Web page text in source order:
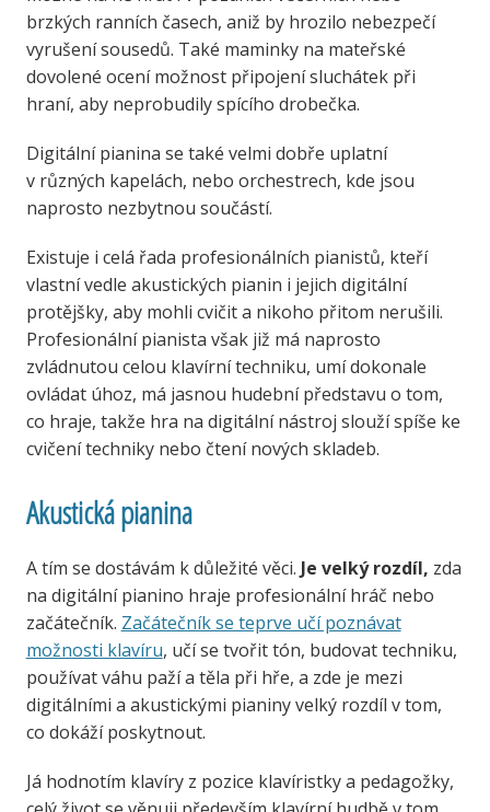
brzkých ranních časech, aniž by hrozilo nebezpečí
vyrušení sousedů. Také maminky na mateřské
dovolené ocení možnost připojení sluchátek při
hraní, aby neprobudily spícího drobečka.
Digitální pianina se také velmi dobře uplatní
v různých kapelách, nebo orchestrech, kde jsou
naprosto nezbytnou součástí.
Existuje i celá řada profesionálních pianistů, kteří
vlastní vedle akustických pianin i jejich digitální
protějšky, aby mohli cvičit a nikoho přitom nerušili.
Profesionální pianista však již má naprosto
zvládnutou celou klavírní techniku, umí dokonale
ovládat úhoz, má jasnou hudební představu o tom,
co hraje, takže hra na digitální nástroj slouží spíše ke
cvičení techniky nebo čtení nových skladeb.
Akustická pianina
A tím se dostávám k důležité věci. Je velký rozdíl, zda
na digitální pianino hraje profesionální hráč nebo
začátečník. Začátečník se teprve učí poznávat
možnosti klavíru, učí se tvořit tón, budovat techniku,
používat váhu paží a těla při hře, a zde je mezi
digitálními a akustickými pianiny velký rozdíl v tom,
co dokáží poskytnout.
Já hodnotím klavíry z pozice klavíristky a pedagožky,